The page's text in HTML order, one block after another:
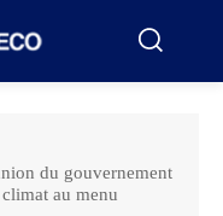
du gouvernement
au menu